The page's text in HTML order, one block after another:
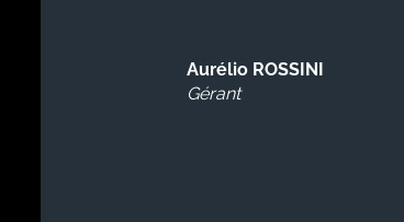
Aurélio ROSSINI
Gérant